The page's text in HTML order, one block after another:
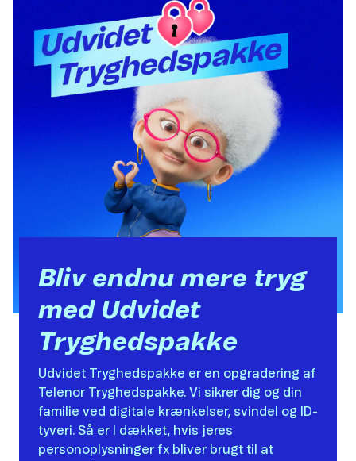
Bliv endnu mere tryg
med Udvidet
Tryghedspakke
Udvidet Tryghedspakke er en opgradering af
Telenor Tryghedspakke. Vi sikrer dig og din
familie ved digitale krænkelser, svindel og ID-
tyveri. Så er I dækket, hvis jeres
personoplysninger fx bliver brugt til at